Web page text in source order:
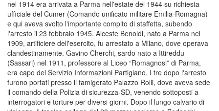
nel 1914 era arrivata a Parma nell'estate del 1944 su richiesta
ufficiale del Cumer (Comando unificato militare Emilia-Romagna)
e qui aveva svolto l'importante compito di staffetta, subendo
l'arresto il 23 febbraio 1945. Alceste Benoldi, nato a Parma nel
1909, artificiere dell'esercito, fu arrestato a Milano, dove operava
clandestinamente. Gavino Cherchi, sardo nato a Ittireddu
(Sassari) nel 1911, professore al Liceo “Romagnosi” di Parma,
era capo del Servizio Informazioni Partigiano. I tre dopo l'arresto
furono portati presso il famigerato Palazzo Rolli, dove aveva sede
il comando della Polizia di sicurezza-SD, venendo sottoposti a
interrogatori e torture per diversi giorni. Dopo il lungo calvario di